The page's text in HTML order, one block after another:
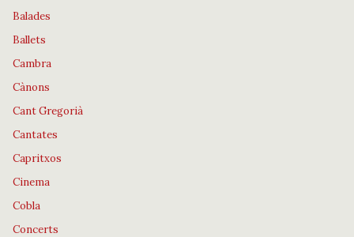
Balades
Ballets
Cambra
Cànons
Cant Gregorià
Cantates
Capritxos
Cinema
Cobla
Concerts